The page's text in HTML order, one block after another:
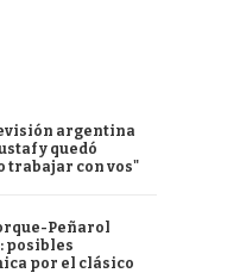
argentina
y quedó
trabajar con vos"
Peñarol
posibles
por el clásico